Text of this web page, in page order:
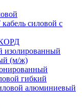
силовой с
(м/ж)
гибкий
алюминиевый